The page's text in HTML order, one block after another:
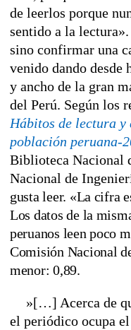
de leerlos porque
sentido a la
sino confirmar una
venido dando desde
y ancho de la gran
del Perú. Según los
Hábitos de lectura
población peruana-
Biblioteca Nacional
Nacional de
gusta leer. «La cifra
Los datos de la
peruanos leen poco
Comisión Nacional
menor: 0,89.
»[…] Acerca de
el periódico ocupa